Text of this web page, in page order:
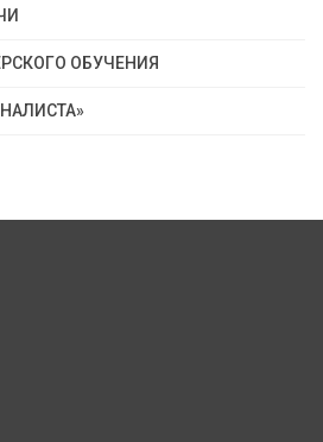
ОБУЧЕНИЯ